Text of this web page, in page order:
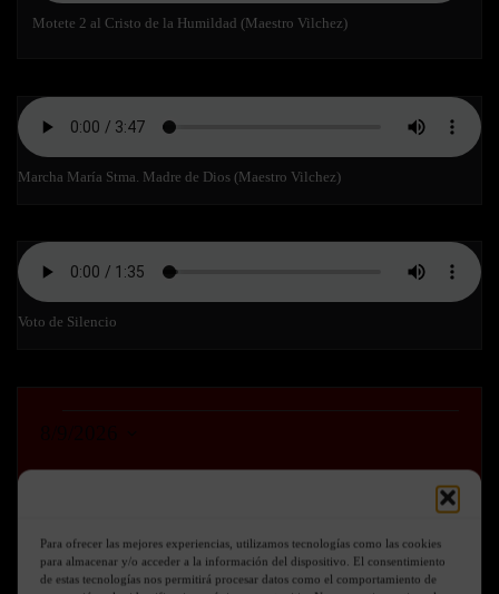
Motete 2 al Cristo de la Humildad (Maestro Vilchez)
Marcha María Stma. Madre de Dios (Maestro Vilchez)
Voto de Silencio